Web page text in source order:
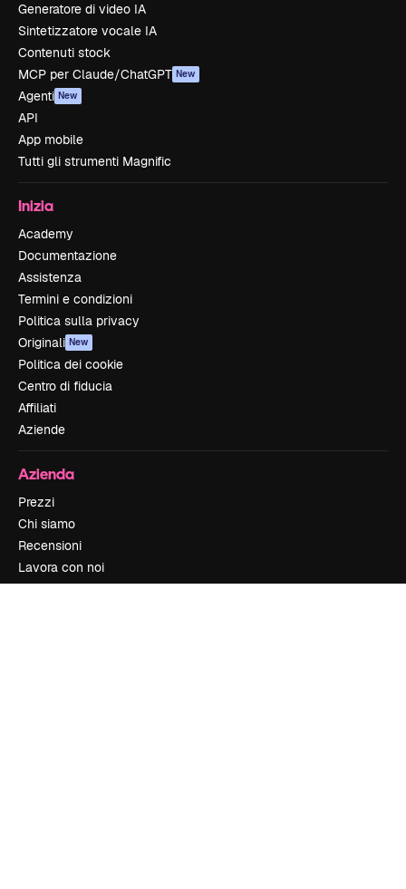
Generatore di video IA
Sintetizzatore vocale IA
Contenuti stock
MCP per Claude/ChatGPT New
Agenti New
API
App mobile
Tutti gli strumenti Magnific
Inizia
Academy
Documentazione
Assistenza
Termini e condizioni
Politica sulla privacy
Originali New
Politica dei cookie
Centro di fiducia
Affiliati
Aziende
Azienda
Prezzi
Chi siamo
Recensioni
Lavora con noi
Cerca tendenze